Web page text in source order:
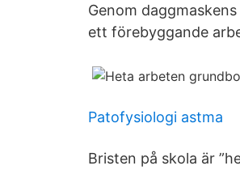
Genom
ett förebyggande
Patofysiologi astma
Bristen på skola är